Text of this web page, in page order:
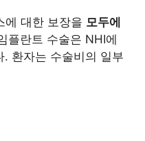
에 대한 보장을 모두에
플란트 수술은 NHI에
환자는 수술비의 일부